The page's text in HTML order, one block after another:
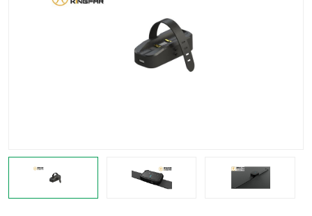
行为观察与表情分析
人机交互实验室
车俩与驾驶模拟